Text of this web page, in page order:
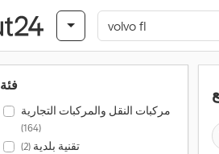
فئة
مركبات النقل والمركبات التجارية
(164)
تقنية بلدية(2)